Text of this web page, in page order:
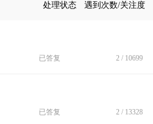
处理状态 遇到次数/关注度
已答复 2 / 10699
已答复 2 / 13328